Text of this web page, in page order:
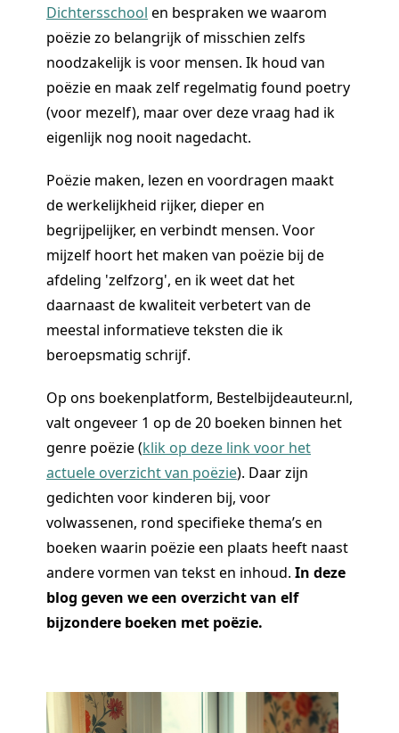
Dichtersschool en bespraken we waarom
poëzie zo belangrijk of misschien zelfs
noodzakelijk is voor mensen. Ik houd van
poëzie en maak zelf regelmatig found poetry
(voor mezelf), maar over deze vraag had ik
eigenlijk nog nooit nagedacht.
Poëzie maken, lezen en voordragen maakt
de werkelijkheid rijker, dieper en
begrijpelijker, en verbindt mensen. Voor
mijzelf hoort het maken van poëzie bij de
afdeling 'zelfzorg', en ik weet dat het
daarnaast de kwaliteit verbetert van de
meestal informatieve teksten die ik
beroepsmatig schrijf.
Op ons boekenplatform, Bestelbijdeauteur.nl,
valt ongeveer 1 op de 20 boeken binnen het
genre poëzie (klik op deze link voor het
actuele overzicht van poëzie). Daar zijn
gedichten voor kinderen bij, voor
volwassenen, rond specifieke thema’s en
boeken waarin poëzie een plaats heeft naast
andere vormen van tekst en inhoud. In deze
blog geven we een overzicht van elf
bijzondere boeken met poëzie.